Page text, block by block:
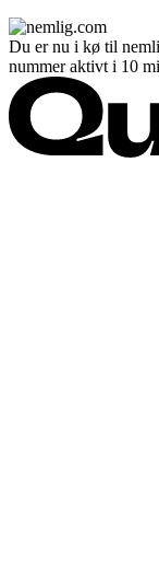
Du er nu i kø til
nummer aktivt i 10